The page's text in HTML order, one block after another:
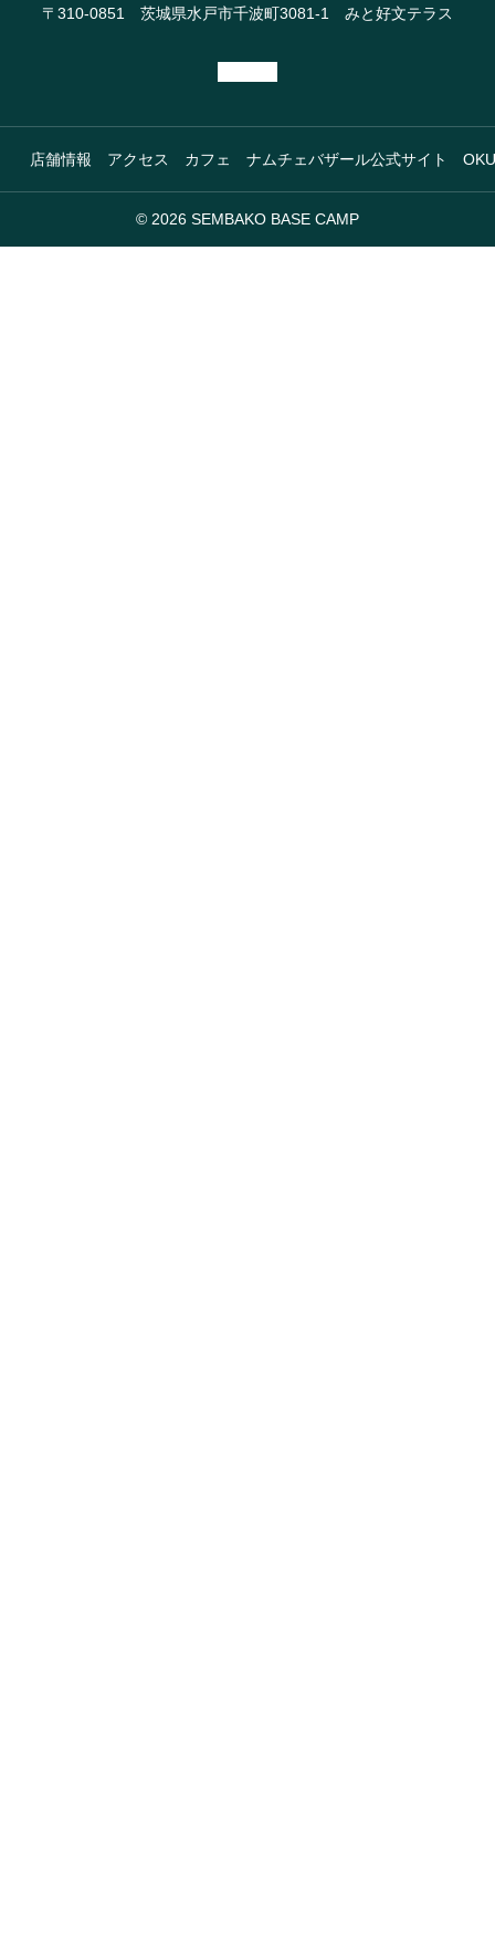
KAYAK
〒310-0851 茨城県水戸市千波町3081-1 みと好文テラス
店舗情報 アクセス カフェ ナムチェバザール公式サイト
© 2026 SEMBAKO BASE CAMP